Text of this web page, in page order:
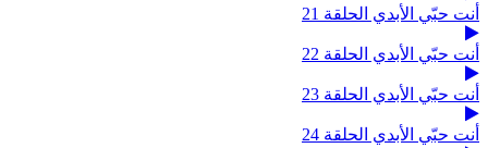
أنت حبّي الأبدي الحلقة 21
أنت حبّي الأبدي الحلقة 22
أنت حبّي الأبدي الحلقة 23
أنت حبّي الأبدي الحلقة 24